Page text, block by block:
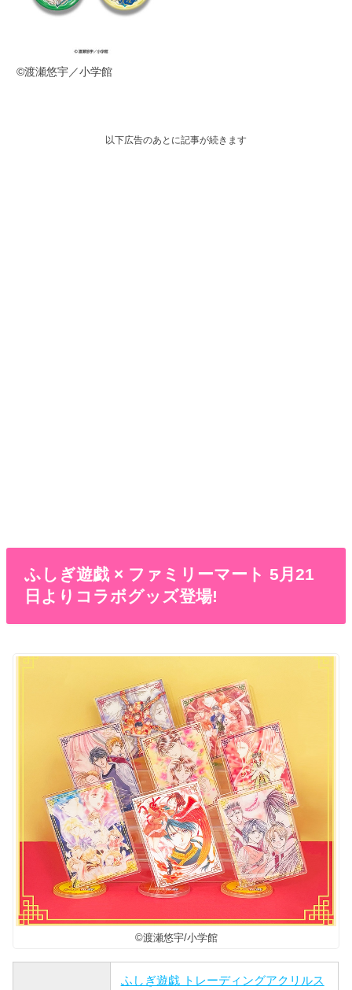
©渡瀬悠宇／小学館
以下広告のあとに記事が続きます
ふしぎ遊戯 × ファミリーマート 5月21
日よりコラボグッズ登場!
©渡瀬悠宇/小学館
ふしぎ遊戯 トレーディングアクリルス